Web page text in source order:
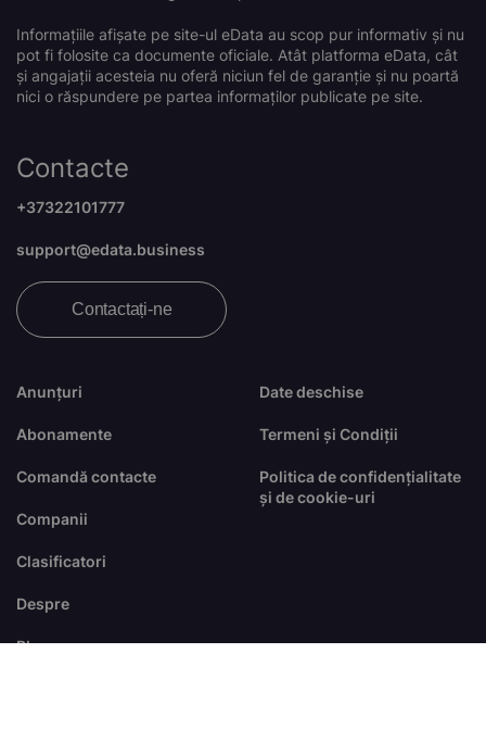
Informațiile afișate pe site-ul eData au scop pur informativ și nu
pot fi folosite ca documente oficiale. Atât platforma eData, cât
și angajații acesteia nu oferă niciun fel de garanție și nu poartă
nici o răspundere pe partea informaților publicate pe site.
Anunțuri
Abonamente
Comandă contacte
Companii
Clasificatori
Despre
Blog
Date deschise
Termeni și Condiții
Politica de confidențialitate
și de cookie-uri
Contacte
+37322101777
support@edata.business
Contactați-ne